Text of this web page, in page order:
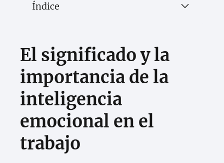
Índice
El significado y la
importancia de la
inteligencia
emocional en el
trabajo